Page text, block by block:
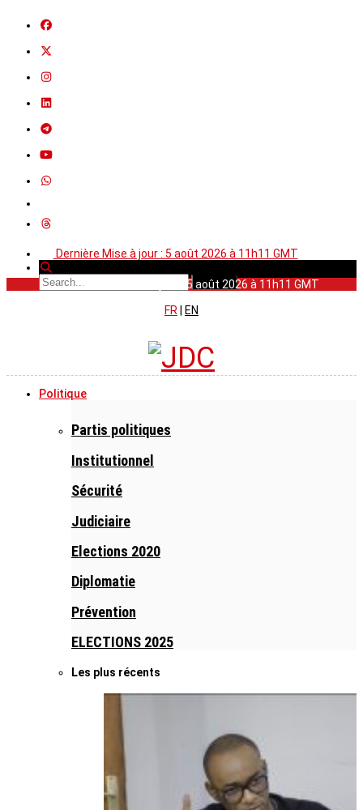
Dernière Mise à jour : 5 août 2026 à 11h11 GMT
Dernière Mise à jour : 5 août 2026 à 11h11 GMT
FR
EN
Politique
Partis politiques
Institutionnel
Sécurité
Judiciaire
Elections 2020
Diplomatie
Prévention
ELECTIONS 2025
Les plus récents